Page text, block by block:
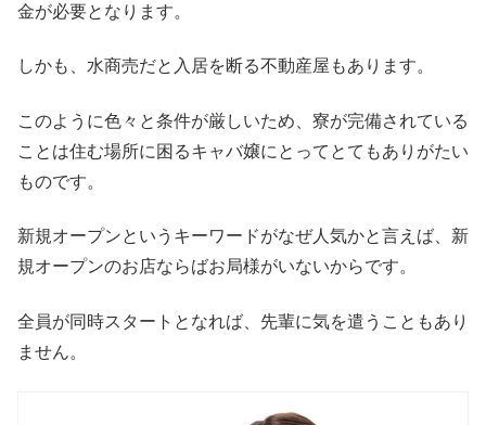
金が必要となります。
しかも、水商売だと入居を断る不動産屋もあります。
このように色々と条件が厳しいため、寮が完備されている
ことは住む場所に困るキャバ嬢にとってとてもありがたい
ものです。
新規オープンというキーワードがなぜ人気かと言えば、新
規オープンのお店ならばお局様がいないからです。
全員が同時スタートとなれば、先輩に気を遣うこともあり
ません。